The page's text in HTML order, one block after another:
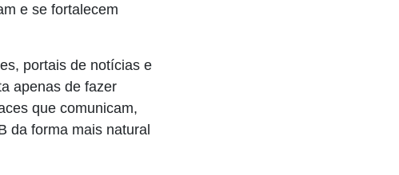
e se fortalecem
portais de notícias e
apenas de fazer
que comunicam,
da forma mais natural